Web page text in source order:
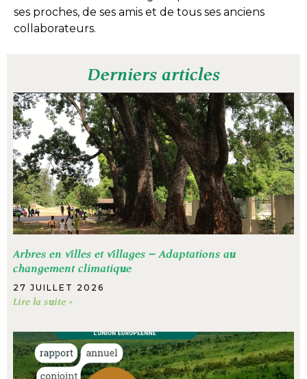
ses proches, de ses amis et de tous ses anciens
collaborateurs.
Derniers articles
Arbres en villes et villages – Adaptations au
changement climatique
27 JUILLET 2026
Lire la suite »